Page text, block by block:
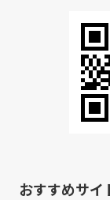
おすすめサイ